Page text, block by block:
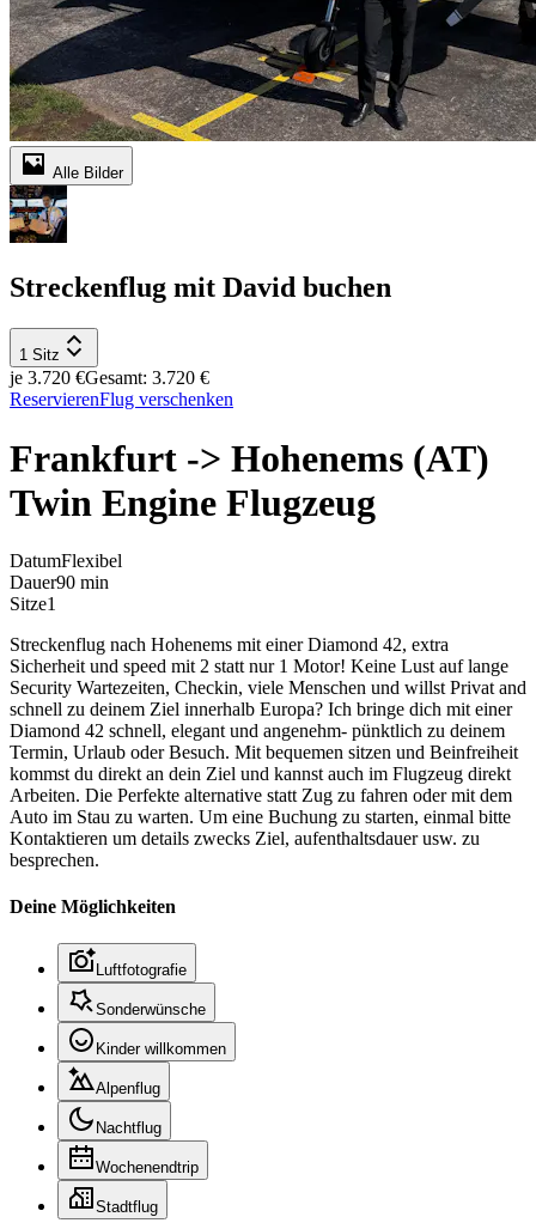
Alle Bilder
Streckenflug mit David buchen
1 Sitz
je 3.720 €Gesamt: 3.720 €
ReservierenFlug verschenken
Frankfurt -> Hohenems (AT)
Twin Engine Flugzeug
DatumFlexibel
Dauer90 min
Sitze1
Streckenflug nach Hohenems mit einer Diamond 42, extra
Sicherheit und speed mit 2 statt nur 1 Motor! Keine Lust auf lange
Security Wartezeiten, Checkin, viele Menschen und willst Privat and
schnell zu deinem Ziel innerhalb Europa? Ich bringe dich mit einer
Diamond 42 schnell, elegant und angenehm- pünktlich zu deinem
Termin, Urlaub oder Besuch. Mit bequemen sitzen und Beinfreiheit
kommst du direkt an dein Ziel und kannst auch im Flugzeug direkt
Arbeiten. Die Perfekte alternative statt Zug zu fahren oder mit dem
Auto im Stau zu warten. Um eine Buchung zu starten, einmal bitte
Kontaktieren um details zwecks Ziel, aufenthaltsdauer usw. zu
besprechen.
Deine Möglichkeiten
Luftfotografie
Sonderwünsche
Kinder willkommen
Alpenflug
Nachtflug
Wochenendtrip
Stadtflug